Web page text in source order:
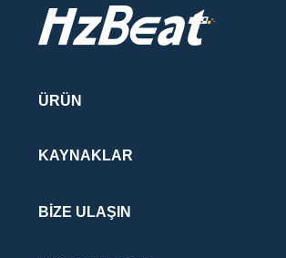
4. OEM/white-label üretimi
sahiptir?
3. Seri üretimde kaliteyi nasıl
ÜRÜN
KAYNAKLAR
BİZE ULAŞIN